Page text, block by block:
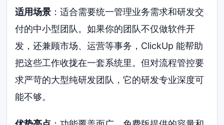
适用场景 ：适合需要统一管理业务需求和研发交
付的中小型团队。如果你的团队不仅做软件开
发，还兼顾市场、运营等事务，ClickUp 能帮助
把这些工作收拢在一套系统里。但对流程管控要
求严苛的大型纯研发团队，它的研发专业深度可
能不够。